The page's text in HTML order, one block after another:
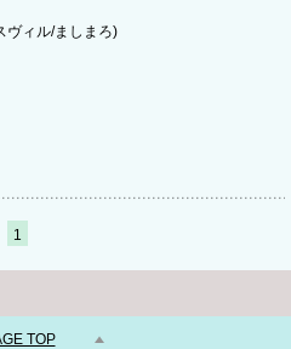
ヴィル/ましまろ)
1
TOP